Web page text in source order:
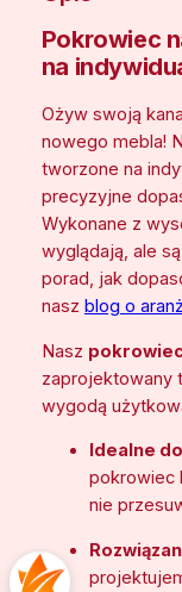
i
e
z
i
s
k
o
k
a
n
p
y
–
y
n
Pokrowiec
na
Ożyw swoją
nowego mebla!
tworzone na
precyzyjne
Wykonane z
wyglądają, ale
porad, jak
nasz blog o
Nasz
zaprojektowany
wygodą
Idealne
pokrowiec
nie